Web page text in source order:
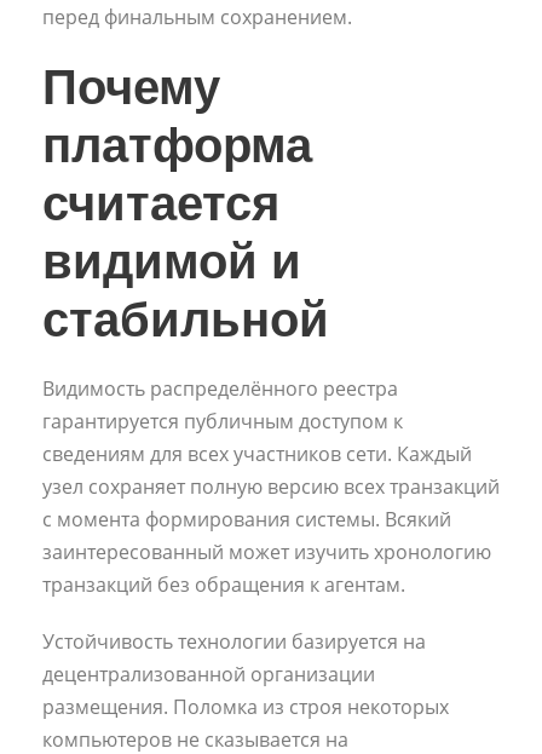
перед финальным сохранением.
Почему
платформа
считается
видимой и
стабильной
Видимость распределённого реестра
гарантируется публичным доступом к
сведениям для всех участников сети. Каждый
узел сохраняет полную версию всех транзакций
с момента формирования системы. Всякий
заинтересованный может изучить хронологию
транзакций без обращения к агентам.
Устойчивость технологии базируется на
децентрализованной организации
размещения. Поломка из строя некоторых
компьютеров не сказывается на